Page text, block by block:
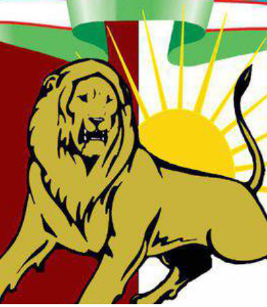
tadbirlari doirasida muddatdi
manzilli ishlari davomida yoshlar bilan
tezkor tadbirlar o‘tkazildi. // “8-
bayram tadbiri tashkil etildi //
gʻurur va vatanparvarlik manbai //
//Milliy gvardiya qo‘mondoni, general-
pedagogik texnologiyalarni rivojlantirish
general-polkovnik B.Tashmatov ilk
va jamoat xavfsizligini ishonchli
gvardiya qoʻmondoni general-polkovnik
gvardiya shaxsiy tarkibining jangovar
qaratilgan ishlar davom ettirilmoqda. //
tashkil etildi / / Vatanparvarlik oyligi
/ / Qurolli Kuchlarimiz tashkil etilganining
gvardiya qo'mondonining O‘zbekiston
/ / Oʻzbekiston Respublikasi Qurolli
burchini bajarish chogʻida
majmuasi poyiga gul qoʻyishib,
Kuchlari tashkil etilganining 34 yilligi
bir guruhini mukofotlash to‘g‘risida”gi
Mirziyoyev Toshkent shahri
madaniyat va turizmning yirik